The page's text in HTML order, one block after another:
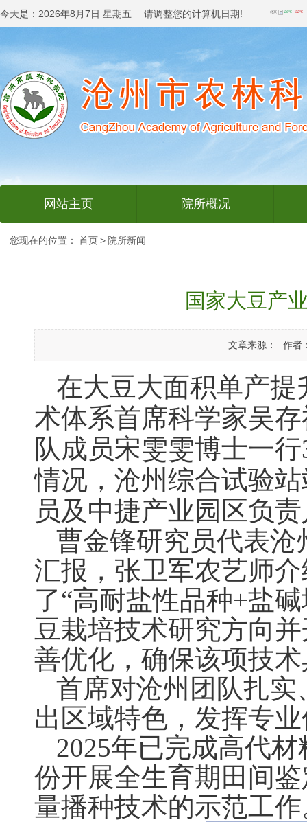
今天是： 2026年8月7日 星期五 请调整您的计算机日期!
网站主页 院所概况
您现在的位置： 首页> 院所新闻
国家大豆产
文章来源： 作者
在大豆大面积单产提
术体系首席科学家吴
队成员宋雯雯博士一
情况，沧州综合试验
员及中捷产业园区负
曹金锋研究员代表沧
汇报，张卫军农艺师
了“高耐盐性品种+盐
豆栽培技术研究方向
善优化，确保该项技
首席对沧州团队扎
出区域特色，发挥专
2025年已完成高代
份开展全生育期田间
量播种技术的示范工